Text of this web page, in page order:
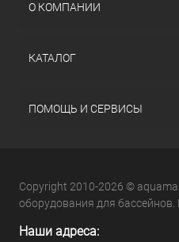
О КОМПАНИИ
КАТАЛОГ
ПОМОЩЬ И СЕРВИСЫ
Copyright 2010-2026 ©
оборудования для
Наши адреса: